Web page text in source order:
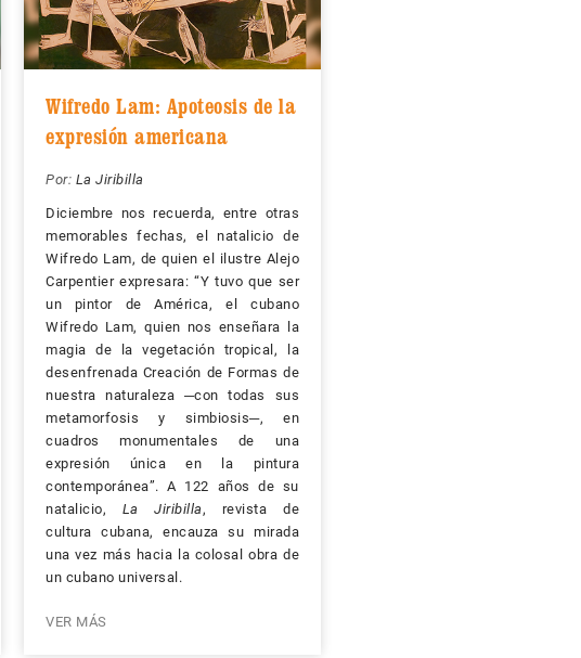
Wifredo Lam: Apoteosis de la
expresión americana
Por: La Jiribilla
Diciembre nos recuerda, entre otras
memorables fechas, el natalicio de
Wifredo Lam, de quien el ilustre Alejo
Carpentier expresara: “Y tuvo que ser
un pintor de América, el cubano
Wifredo Lam, quien nos enseñara la
magia de la vegetación tropical, la
desenfrenada Creación de Formas de
nuestra naturaleza ─con todas sus
metamorfosis y simbiosis─, en
cuadros monumentales de una
expresión única en la pintura
contemporánea”. A 122 años de su
natalicio, La Jiribilla, revista de
cultura cubana, encauza su mirada
una vez más hacia la colosal obra de
un cubano universal.
VER MÁS